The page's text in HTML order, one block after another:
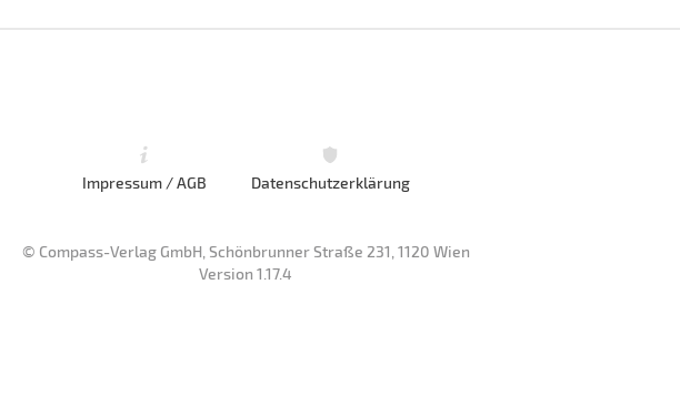
Impressum / AGB Datenschutzerklärung
© Compass-Verlag GmbH, Schönbrunner Straße 231, 1120 Wien
Version 1.17.4